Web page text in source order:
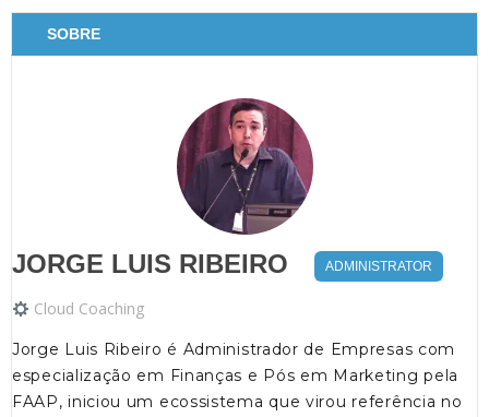
SOBRE
JORGE LUIS RIBEIRO ADMINISTRATOR
Cloud Coaching
Jorge Luis Ribeiro é Administrador de Empresas com
especialização em Finanças e Pós em Marketing pela
FAAP, iniciou um ecossistema que virou referência no